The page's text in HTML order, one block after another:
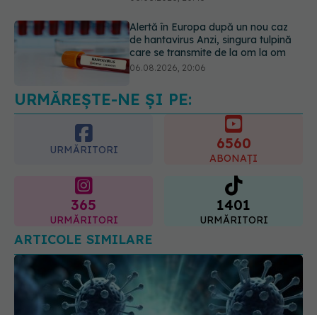
Alertă în Europa după un nou caz
de hantavirus Anzi, singura tulpină
care se transmite de la om la om
06.08.2026, 20:06
Mii de angajați din Sănătate ar
putea primi salarii mai mari.
Sindicatele cer schimbarea legii
URMĂREȘTE-NE ȘI PE:
URMĂRITORI 6560
ABONAȚI
365
URMĂRITORI
1401
URMĂRITORI
ARTICOLE SIMILARE